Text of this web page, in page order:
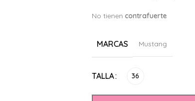
No tienen contrafuerte
MARCAS Mustang
TALLA 36
Alternative: